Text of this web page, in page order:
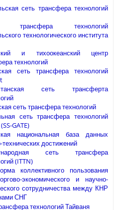
сеть трансфера технологий
трансфера технологий
технологического института
и тихоокеанский центр
технологий
сеть трансфера технологий
сеть трансферта
сеть трансфера технологий
сеть трансфера технологий
GATE)
национальная база данных
технических достижений
сеть трансфера
(ITTN)
коллективного пользования
экономического и научно-
сотрудничества между КНР
СНГ
технологий Тайваня